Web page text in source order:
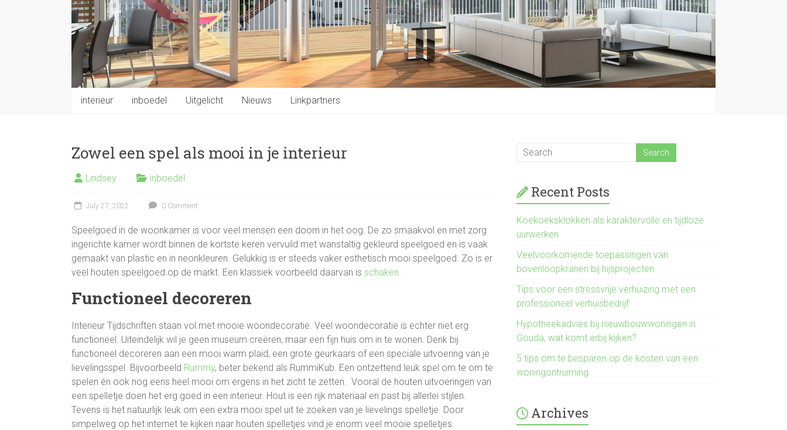
interieur inboedel Uitgelicht Nieuws Linkpartners
Zowel een spel als mooi in je interieur
Lindsey inboedel
July 27, 2022 0 Comment
Speelgoed in de woonkamer is voor veel mensen een doorn in het oog. De zo smaakvol en met zorg
ingerichte kamer wordt binnen de kortste keren vervuild met wanstaltig gekleurd speelgoed en is vaak
gemaakt van plastic en in neonkleuren. Gelukkig is er steeds vaker esthetisch mooi speelgoed. Zo is er
veel houten speelgoed op de markt. Een klassiek voorbeeld daarvan is schaken
Functioneel decoreren
Interieur Tijdschriften staan vol met mooie woondecoratie. Veel woondecoratie is echter niet erg
functioneel. Uiteindelijk wil je geen museum creëren, maar een fijn huis om in te wonen. Denk bij
functioneel decoreren aan een mooi warm plaid, een grote geurkaars of een speciale uitvoering van je
lievelingsspel. Bijvoorbeeld Rummy, beter bekend als RummiKub. Een ontzettend leuk spel om te om te
spelen én ook nog eens heel mooi om ergens in het zicht te zetten. Vooral de houten uitvoeringen van
een spelletje doen het erg goed in een interieur. Hout is een rijk materiaal en past bij allerlei stijlen.
Tevens is het natuurlijk leuk om een extra mooi spel uit te zoeken van je lievelings spelletje. Door
simpelweg op het internet te kijken naar houten spelletjes vind je enorm veel mooie spelletjes.
Recent Posts
Koekoeksklokken als karaktervolle en tijdloze
uurwerken
Veelvoorkomende toepassingen van
bovenloopkranen bij hijsprojecten
Tips voor een stressvrije verhuizing met een
professioneel verhuisbedrijf
Hypotheekadvies bij nieuwbouwwoningen in
Gouda, wat komt erbij kijken?
5 tips om te besparen op de kosten van een
woningontruiming
Archives